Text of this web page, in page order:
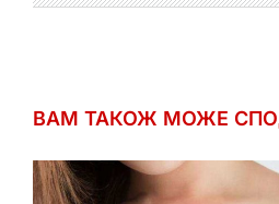
ВАМ ТАКОЖ МОЖЕ